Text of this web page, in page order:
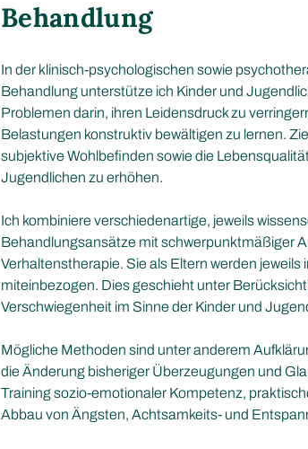
Behandlung
In der klinisch-psychologischen sowie
Behandlung unterstütze ich Kinder und
Problemen darin, ihren Leidensdruck zu
Belastungen konstruktiv bewältigen zu lernen.
subjektive Wohlbefinden sowie die
Jugendlichen zu erhöhen.
Ich kombiniere verschiedenartige, jeweils
Behandlungsansätze mit schwerpunktmäßiger
Verhaltenstherapie. Sie als Eltern werden jeweils
miteinbezogen. Dies geschieht unter
Verschwiegenheit im Sinne der Kinder und
Mögliche Methoden sind unter anderem
die Änderung bisheriger Überzeugungen und
Training sozio-emotionaler Kompetenz,
Abbau von Ängsten, Achtsamkeits- und